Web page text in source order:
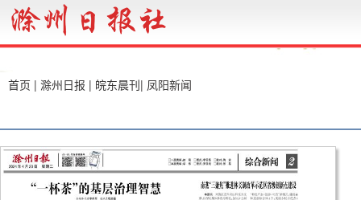
首页 | 滁州日报 | 皖东晨刊| 凤阳新闻